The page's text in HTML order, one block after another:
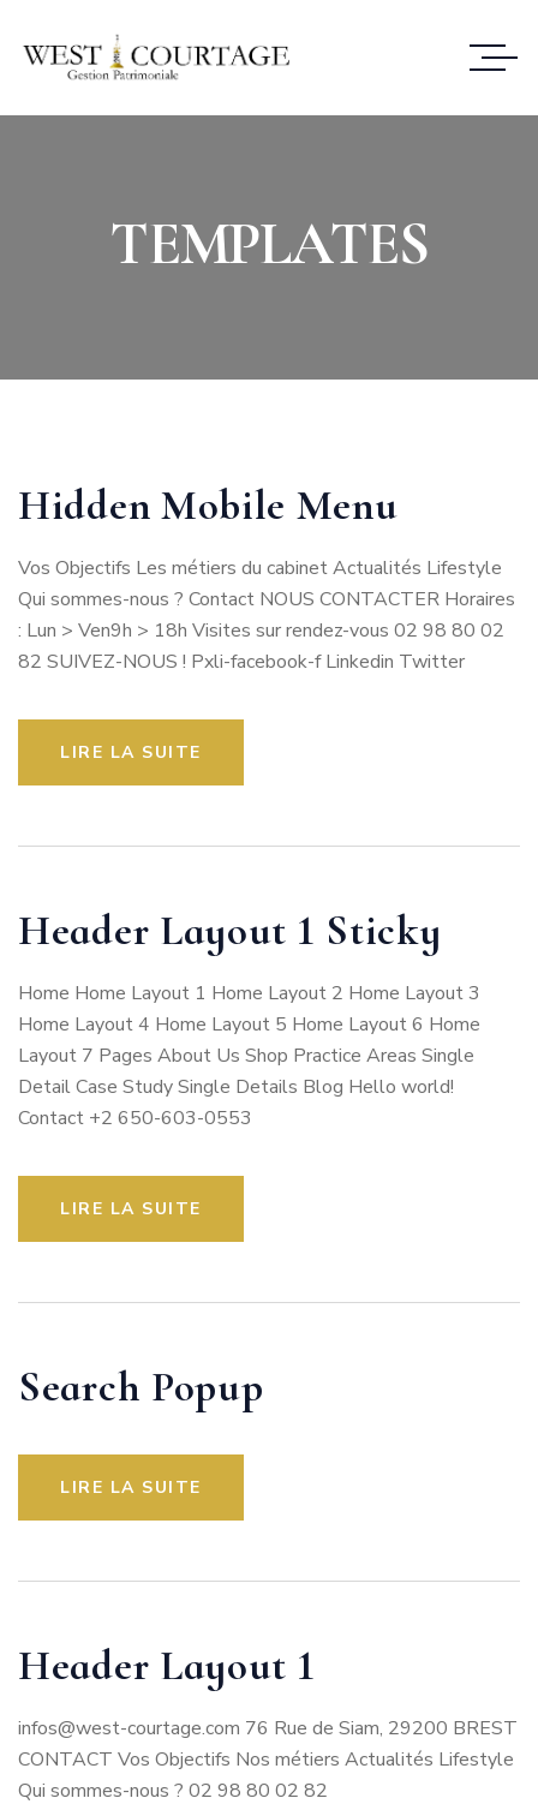
TEMPLATES
Hidden Mobile Menu
Vos Objectifs Les métiers du cabinet Actualités Lifestyle
Qui sommes-nous ? Contact NOUS CONTACTER Horaires
: Lun > Ven9h > 18h Visites sur rendez-vous 02 98 80 02
82 SUIVEZ-NOUS ! Pxli-facebook-f Linkedin Twitter
LIRE LA SUITE
Header Layout 1 Sticky
Home Home Layout 1 Home Layout 2 Home Layout 3
Home Layout 4 Home Layout 5 Home Layout 6 Home
Layout 7 Pages About Us Shop Practice Areas Single
Detail Case Study Single Details Blog Hello world!
Contact +2 650-603-0553
LIRE LA SUITE
Search Popup
LIRE LA SUITE
Header Layout 1
infos@west-courtage.com 76 Rue de Siam, 29200 BREST
CONTACT Vos Objectifs Nos métiers Actualités Lifestyle
Qui sommes-nous ? 02 98 80 02 82